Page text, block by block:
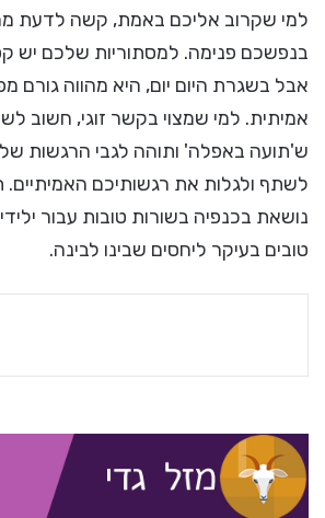
למי שקרוב אליכם באמת, קשה לדעת
בנפשכם פנימה. למסתוריות שלכם יש
אבל בשגרת היום יום, היא מהווה גורם
אמיתית. למי שמצוי בקשר זוגי, חשוב
ש'תועה באפלה' ותוהה לגבי הרגשות
לשתף ולגלות את רגשותיכם
נושאת בכנפיה בשורות טובות עבור
טובים בעיקר ליחסים שבינו לבינה.